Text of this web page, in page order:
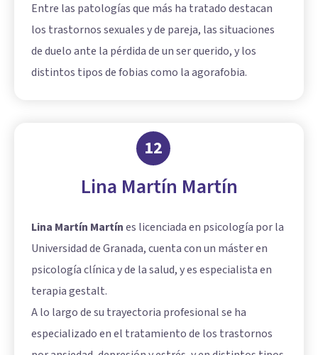
Entre las patologías que más ha tratado destacan
los trastornos sexuales y de pareja, las situaciones
de duelo ante la pérdida de un ser querido, y los
distintos tipos de fobias como la agorafobia.
12
Lina Martín Martín
Lina Martín Martínes licenciada en psicología por la
Universidad de Granada, cuenta con un máster en
psicología clínica y de la salud, y es especialista en
terapia gestalt.
A lo largo de su trayectoria profesional se ha
especializado en el tratamiento de los trastornos